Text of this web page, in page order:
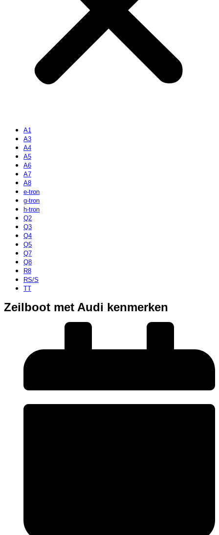
A1
A3
A4
A5
A6
A7
A8
e-tron
g-tron
h-tron
Q2
Q3
Q4
Q5
Q7
Q8
R8
RS/S
TT
Zeilboot met Audi kenmerken